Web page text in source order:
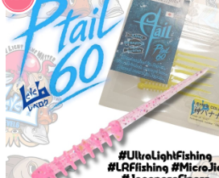
NEW Pテイル60 各カラー【レベロ
ク】
¥660
SOLD OUT